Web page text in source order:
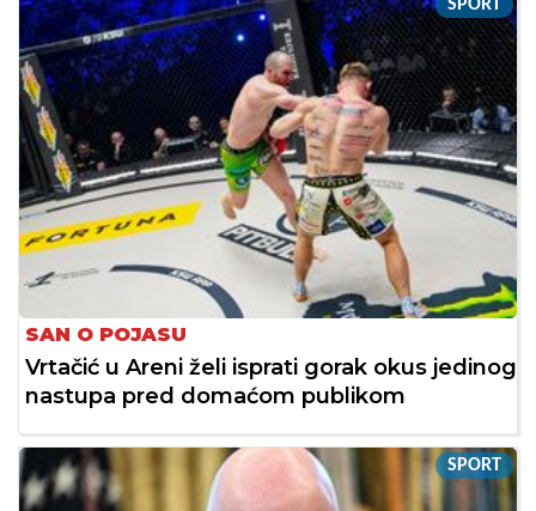
SPORT
SAN O POJASU
Vrtačić u Areni želi isprati gorak okus jedinog
nastupa pred domaćom publikom
SPORT